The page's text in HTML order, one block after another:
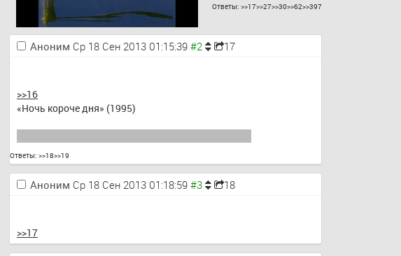
Ответы: >>17>>27>>30>>62>>397
Аноним Ср 18 Сен 2013 01:15:39 17
>>16
«Ночь короче дня» (1995)
Ответы: >>18>>19
Аноним Ср 18 Сен 2013 01:18:59 18
>>17